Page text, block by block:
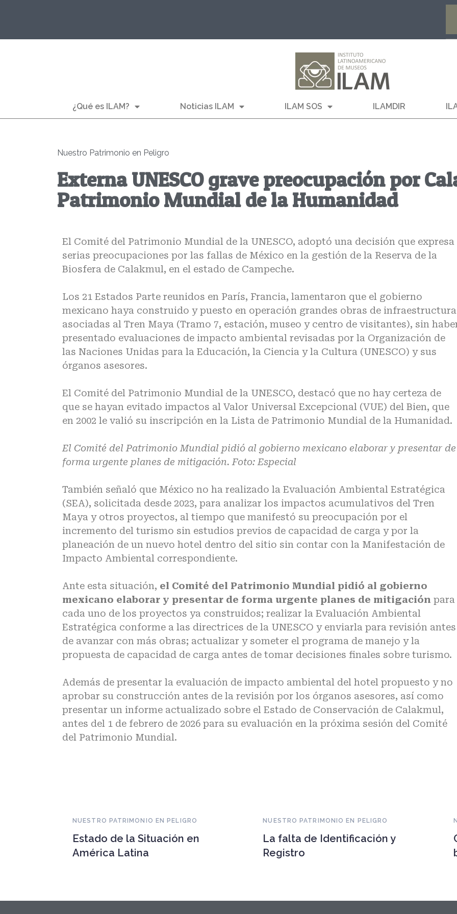
¿Qué es ILAM? Noticias ILAM ILAM SOS ILAMDIR
Nuestro Patrimonio en Peligro
Externa UNESCO grave preocupación por
Patrimonio Mundial de la Humanidad
El Comité del Patrimonio Mundial de la UNESCO, adoptó una decisión que expresa
serias preocupaciones por las fallas de México en la gestión de la Reserva de la
Biosfera de Calakmul, en el estado de Campeche.
Los 21 Estados Parte reunidos en París, Francia, lamentaron que el gobierno
mexicano haya construido y puesto en operación grandes obras de infraestructura
asociadas al Tren Maya (Tramo 7, estación, museo y centro de visitantes), sin
presentado evaluaciones de impacto ambiental revisadas por la Organización de
las Naciones Unidas para la Educación, la Ciencia y la Cultura (UNESCO) y sus
órganos asesores.
El Comité del Patrimonio Mundial de la UNESCO, destacó que no hay certeza de
que se hayan evitado impactos al Valor Universal Excepcional (VUE) del Bien, que
en 2002 le valió su inscripción en la Lista de Patrimonio Mundial de la Humanidad.
El Comité del Patrimonio Mundial pidió al gobierno mexicano elaborar y presentar de
forma urgente planes de mitigación. Foto: Especial
También señaló que México no ha realizado la Evaluación Ambiental Estratégica
(SEA), solicitada desde 2023, para analizar los impactos acumulativos del Tren
Maya y otros proyectos, al tiempo que manifestó su preocupación por el
incremento del turismo sin estudios previos de capacidad de carga y por la
planeación de un nuevo hotel dentro del sitio sin contar con la Manifestación de
Impacto Ambiental correspondiente.
Ante esta situación, el Comité del Patrimonio Mundial pidió al gobierno
mexicano elaborar y presentar de forma urgente planes de mitigación para
cada uno de los proyectos ya construidos; realizar la Evaluación Ambiental
Estratégica conforme a las directrices de la UNESCO y enviarla para revisión antes
de avanzar con más obras; actualizar y someter el programa de manejo y la
propuesta de capacidad de carga antes de tomar decisiones finales sobre turismo.
Además de presentar la evaluación de impacto ambiental del hotel propuesto y no
aprobar su construcción antes de la revisión por los órganos asesores, así como
presentar un informe actualizado sobre el Estado de Conservación de Calakmul,
antes del 1 de febrero de 2026 para su evaluación en la próxima sesión del Comité
del Patrimonio Mundial.
NUESTRO PATRIMONIO EN PELIGRO
Estado de la Situación en
América Latina
NUESTRO PATRIMONIO EN PELIGRO
La falta de Identificación y
Registro